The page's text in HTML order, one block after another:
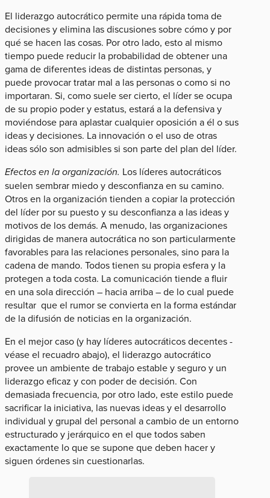
El liderazgo autocrático permite una rápida toma de
decisiones y elimina las discusiones sobre cómo y por
qué se hacen las cosas. Por otro lado, esto al mismo
tiempo puede reducir la probabilidad de obtener una
gama de diferentes ideas de distintas personas, y
puede provocar tratar mal a las personas o como si no
importaran. Si, como suele ser cierto, el líder se ocupa
de su propio poder y estatus, estará a la defensiva y
moviéndose para aplastar cualquier oposición a él o sus
ideas y decisiones. La innovación o el uso de otras
ideas sólo son admisibles si son parte del plan del líder.
Efectos en la organización. Los líderes autocráticos
suelen sembrar miedo y desconfianza en su camino.
Otros en la organización tienden a copiar la protección
del líder por su puesto y su desconfianza a las ideas y
motivos de los demás. A menudo, las organizaciones
dirigidas de manera autocrática no son particularmente
favorables para las relaciones personales, sino para la
cadena de mando. Todos tienen su propia esfera y la
protegen a toda costa. La comunicación tiende a fluir
en una sola dirección – hacia arriba – de lo cual puede
resultar que el rumor se convierta en la forma estándar
de la difusión de noticias en la organización.
En el mejor caso (y hay líderes autocráticos decentes -
véase el recuadro abajo), el liderazgo autocrático
provee un ambiente de trabajo estable y seguro y un
liderazgo eficaz y con poder de decisión. Con
demasiada frecuencia, por otro lado, este estilo puede
sacrificar la iniciativa, las nuevas ideas y el desarrollo
individual y grupal del personal a cambio de un entorno
estructurado y jerárquico en el que todos saben
exactamente lo que se supone que deben hacer y
siguen órdenes sin cuestionarlas.